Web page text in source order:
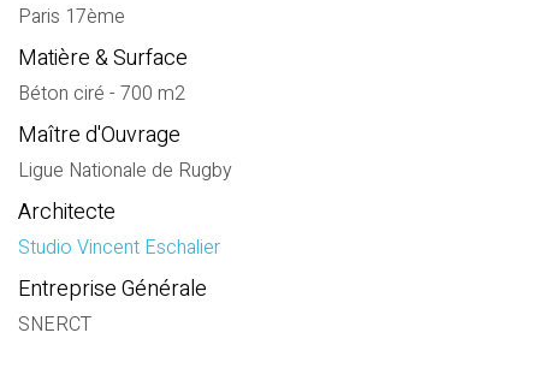
Paris 17ème
Matière & Surface
Béton ciré - 700 m2
Maître d'Ouvrage
Ligue Nationale de Rugby
Architecte
Studio Vincent Eschalier
Entreprise Générale
SNERCT